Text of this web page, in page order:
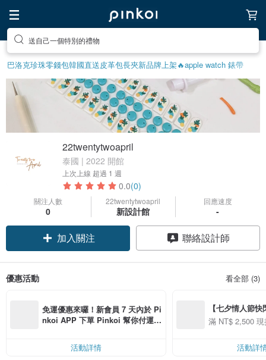
送自己一個特別的禮物
巴洛克珍珠零錢包韓國直送皮革包長夾新品牌上架🔥apple watch 錶帶
22twentytwoapril
泰國 | 2022 開館
上次上線 超過 1 週
0.0(0)
關注人數
0
22twentytwoapril
新設計館
回應速度
-
加入關注 聯絡設計師
優惠活動 看全部 (3)
免運優惠來囉！新會員 7 天內於 Pi
nkoi APP 下單 Pinkoi 幫你付運
活動詳情
【七夕情人節
用 APP 購買任
00 現折 NT$100
滿 NT$ 2,500
活動詳